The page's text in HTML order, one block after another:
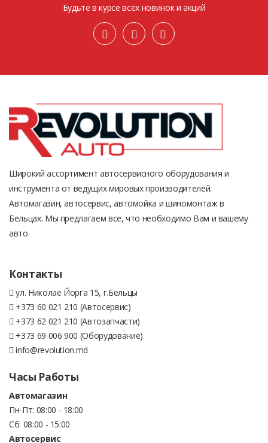
Будьте в курсе всех новинок и акций
Широкий ассортимент автосервисного оборудования и
инструмента от ведущих мировых производителей.
Автомагазин, автосервис, автомойка и шиномонтаж в
Бельцах. Мы предлагаем все, что необходимо Вам и вашему
авто.
Контакты
ул. Николае Йорга 15, г.Бельцы
+373 60 021 210 (Автосервис)
+373 62 021 210 (Автозапчасти)
+373 69 006 900 (Оборудование)
info@revolution.md
Часы Работы
Автомагазин
Пн-Пт: 08:00 - 18:00
Сб: 08:00 - 15:00
Автосервис